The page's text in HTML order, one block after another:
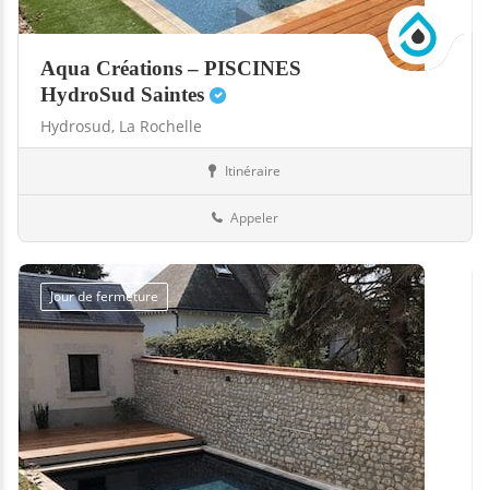
Aqua Créations – PISCINES
HydroSud Saintes
Hydrosud, La Rochelle
Itinéraire
Appeler
Jour de fermeture